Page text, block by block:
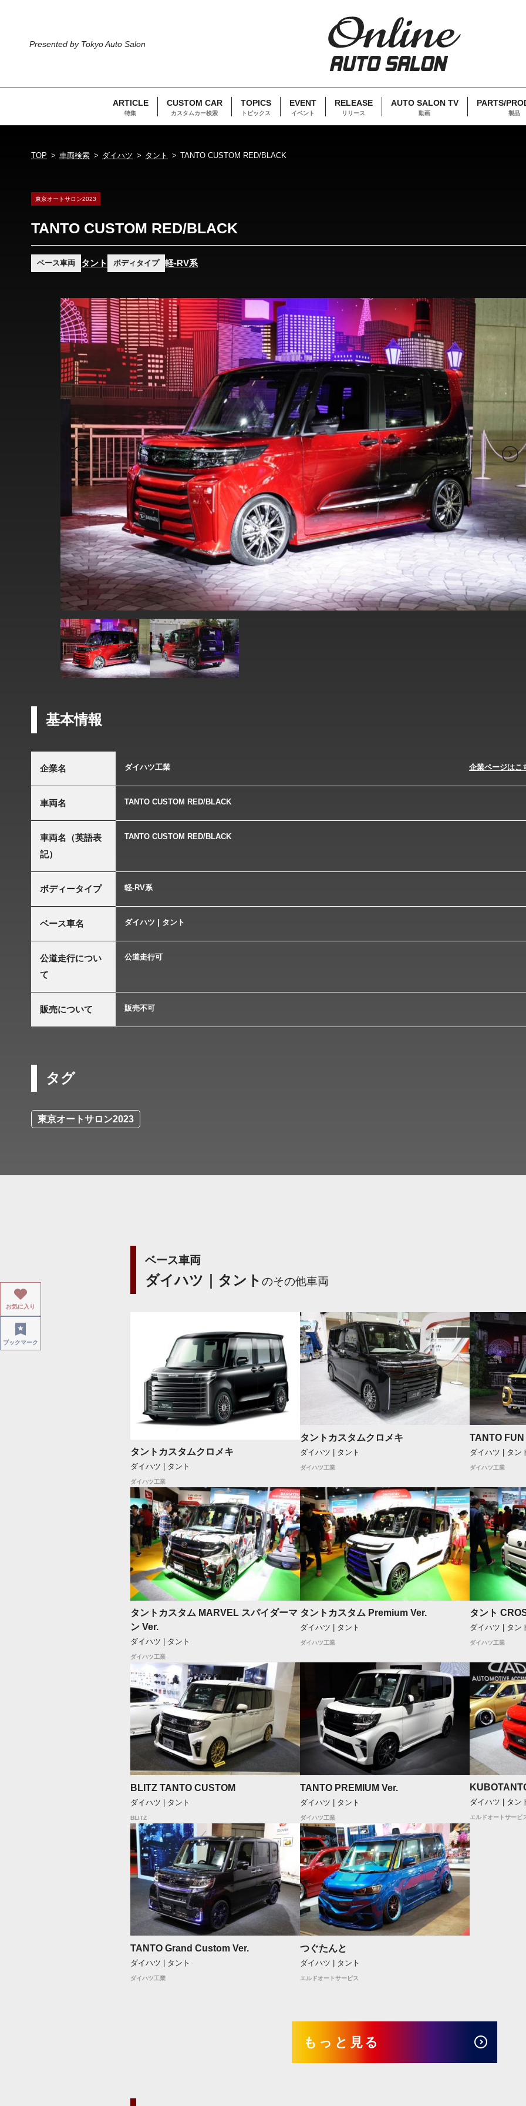
Presented by Tokyo Auto Salon
ARTICLE
特集
CUSTOM CAR
カスタムカー検索
TOPICS
トピックス
EVENT
イベント
RELEASE
リリース
AUTO SALON TV
動画
PARTS/
製品
TOP 車両検索 ダイハツ タント TANTO CUSTOM RED/BLACK
東京オートサロン2023
TANTO CUSTOM RED/BLACK
ベース車両 タント ボディタイプ 軽-RV系
基本情報
企業名 ダイハツ工業 企業ページはこ
車両名 TANTO CUSTOM RED/BLACK
車両名（英語表
記）
TANTO CUSTOM RED/BLACK
ボディータイプ 軽-RV系
ベース車名 ダイハツ | タント
公道走行につい
て
公道走行可
販売について 販売不可
タグ
東京オートサロン2023
ベース車両
ダイハツ｜タント のその他車両
タントカスタムクロメキ
ダイハツ | タント
ダイハツ工業
タントカスタムクロメキ
ダイハツ | タント
ダイハツ工業
TANTO
ダイハツ | タン
ダイハツ工業
タントカスタム MARVEL スパイダーマ
ン Ver.
ダイハツ | タント
ダイハツ工業
タントカスタム Premium Ver.
ダイハツ | タント
ダイハツ工業
タント
ダイハツ | タン
ダイハツ工業
BLITZ TANTO CUSTOM
ダイハツ | タント
BLITZ
TANTO PREMIUM Ver.
ダイハツ | タント
ダイハツ工業
ダイハツ | タン
エルドオートサービ
TANTO Grand Custom Ver.
ダイハツ | タント
ダイハツ工業
つぐたんと
ダイハツ | タント
エルドオートサービス
もっと見る
お気に入り
ブックマーク